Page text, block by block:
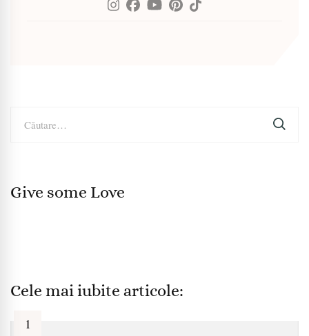
după:
Give some Love
Cele mai iubite articole: